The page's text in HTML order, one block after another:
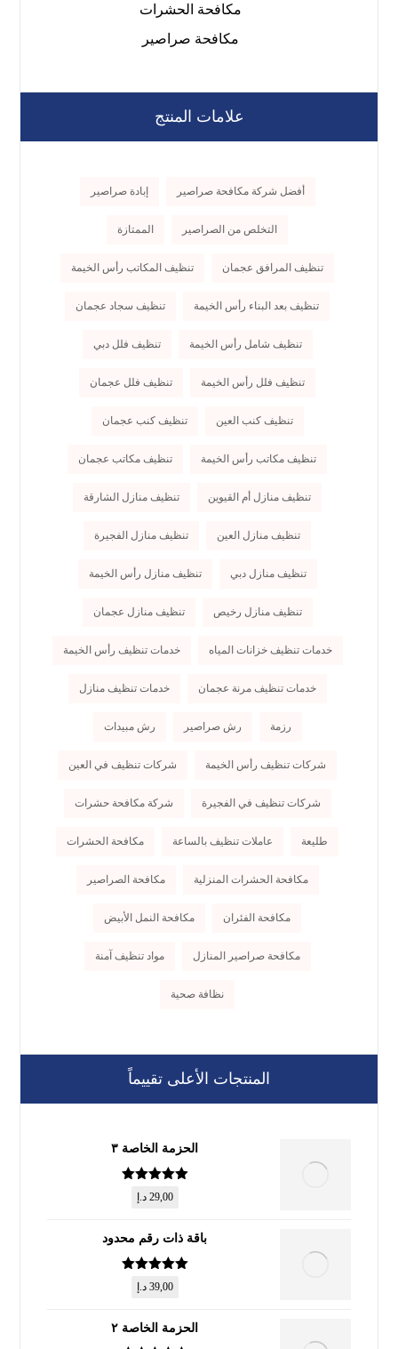
مكافحة الحشرات
مكافحة صراصير
علامات المنتج
أفضل شركة مكافحة صراصير إبادة صراصير
التخلص من الصراصير الممتازة
تنظيف المرافق عجمان تنظيف المكاتب رأس الخيمة
تنظيف بعد البناء رأس الخيمة تنظيف سجاد عجمان
تنظيف شامل رأس الخيمة تنظيف فلل دبي
تنظيف فلل رأس الخيمة تنظيف فلل عجمان
تنظيف كنب العين تنظيف كنب عجمان
تنظيف مكاتب رأس الخيمة تنظيف مكاتب عجمان
تنظيف منازل أم القيوين تنظيف منازل الشارقة
تنظيف منازل العين تنظيف منازل الفجيرة
تنظيف منازل دبي تنظيف منازل رأس الخيمة
تنظيف منازل رخيص تنظيف منازل عجمان
خدمات تنظيف خزانات المياه خدمات تنظيف رأس الخيمة
خدمات تنظيف مرنة عجمان خدمات تنظيف منازل
رزمة رش صراصير رش مبيدات
شركات تنظيف رأس الخيمة شركات تنظيف في العين
شركات تنظيف في الفجيرة شركة مكافحة حشرات
طليعة عاملات تنظيف بالساعة مكافحة الحشرات
مكافحة الحشرات المنزلية مكافحة الصراصير
مكافحة الفئران مكافحة النمل الأبيض
مكافحة صراصير المنازل مواد تنظيف آمنة
نظافة صحية
المنتجات الأعلى تقييماً
الحزمة الخاصة ٣
تم التقييم
من 5
29,00 د.إ
باقة ذات رقم محدود
تم التقييم
من 5
39,00 د.إ
الحزمة الخاصة ٢